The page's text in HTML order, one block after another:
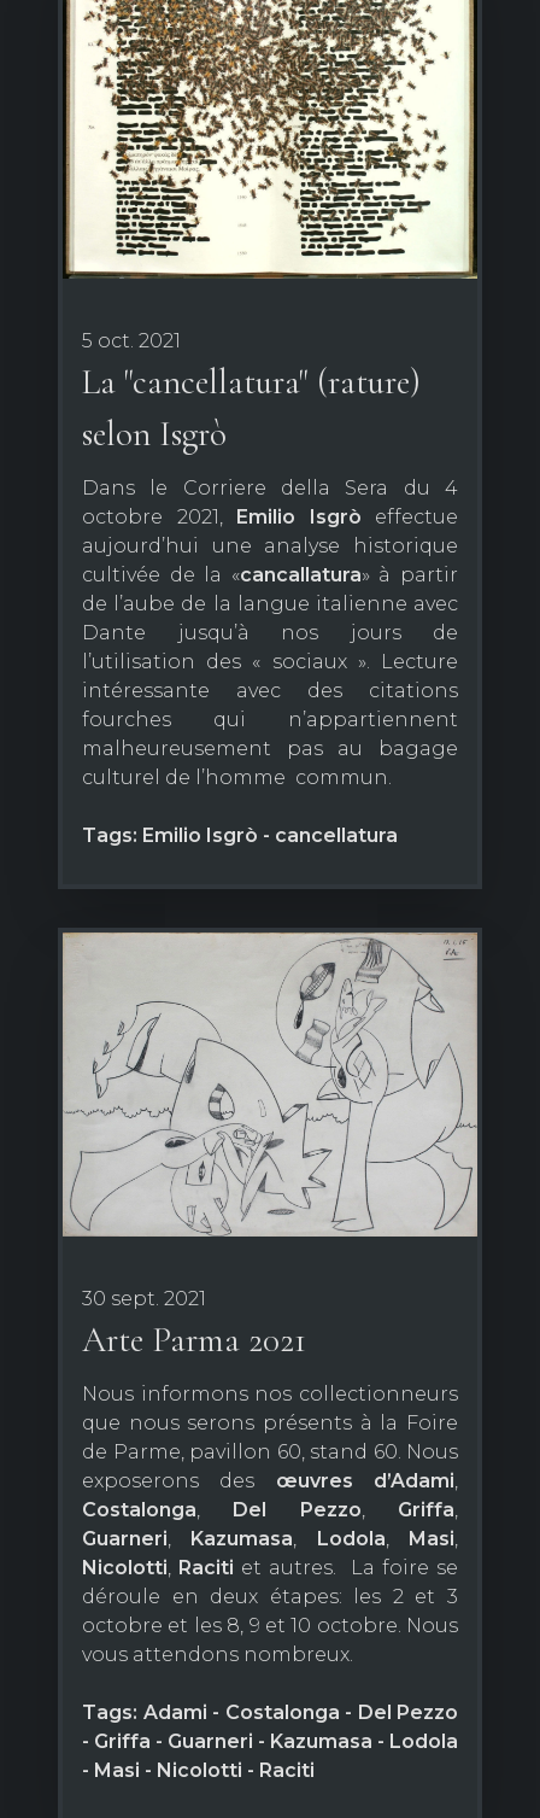
5 oct. 2021
La "cancellatura" (rature)
selon Isgrò
Dans le Corriere della Sera du 4
octobre 2021, Emilio Isgrò effectue
aujourd’hui une analyse historique
cultivée de la «cancallatura» à partir
de l’aube de la langue italienne avec
Dante jusqu’à nos jours de
l’utilisation des « sociaux ». Lecture
intéressante avec des citations
fourches qui n’appartiennent
malheureusement pas au bagage
culturel de l’homme commun.
Tags: Emilio Isgrò - cancellatura
30 sept. 2021
Arte Parma 2021
Nous informons nos collectionneurs
que nous serons présents à la Foire
de Parme, pavillon 60, stand 60. Nous
exposerons des œuvres d’Adami
Costalonga
Del Pezzo Griffa
Guarneri
Kazumasa Lodola Masi
Nicolotti Raciti et autres. La foire se
déroule en deux étapes: les 2 et 3
octobre et les 8, 9 et 10 octobre. Nous
vous attendons nombreux.
Tags: Adami - Costalonga - Del Pezzo
- Griffa - Guarneri - Kazumasa - Lodola
- Masi - Nicolotti - Raciti